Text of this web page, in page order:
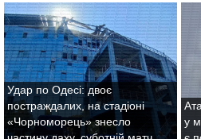
Удар по Одесі: двоє
постраждалих, на стадіоні
«Чорноморець» знесло
у